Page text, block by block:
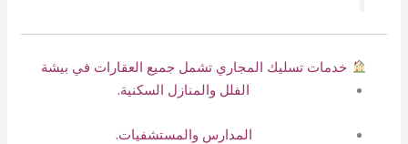
خدمات تسليك المجاري تشمل جميع العقارات في بيشة
الفلل والمنازل السكنية.
المدارس والمستشفيات.